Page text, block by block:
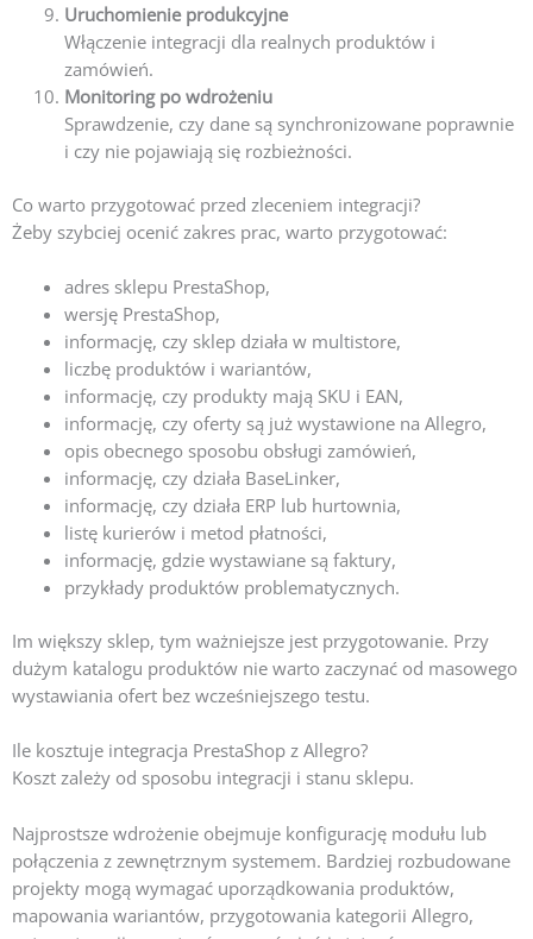
Uruchomienie produkcyjne
Włączenie integracji dla realnych produktów i
zamówień.
Monitoring po wdrożeniu
Sprawdzenie, czy dane są synchronizowane poprawnie
i czy nie pojawiają się rozbieżności.
Co warto przygotować przed zleceniem integracji?
Żeby szybciej ocenić zakres prac, warto przygotować:
adres sklepu PrestaShop,
wersję PrestaShop,
informację, czy sklep działa w multistore,
liczbę produktów i wariantów,
informację, czy produkty mają SKU i EAN,
informację, czy oferty są już wystawione na Allegro,
opis obecnego sposobu obsługi zamówień,
informację, czy działa BaseLinker,
informację, czy działa ERP lub hurtownia,
listę kurierów i metod płatności,
informację, gdzie wystawiane są faktury,
przykłady produktów problematycznych.
Im większy sklep, tym ważniejsze jest przygotowanie. Przy
dużym katalogu produktów nie warto zaczynać od masowego
wystawiania ofert bez wcześniejszego testu.
Ile kosztuje integracja PrestaShop z Allegro?
Koszt zależy od sposobu integracji i stanu sklepu.
Najprostsze wdrożenie obejmuje konfigurację modułu lub
połączenia z zewnętrznym systemem. Bardziej rozbudowane
projekty mogą wymagać uporządkowania produktów,
mapowania wariantów, przygotowania kategorii Allegro,